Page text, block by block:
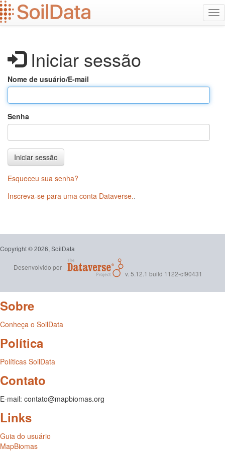
Ir
para
o
Iniciar sessão
Nome de usuário/E-mail
Senha
Iniciar sessão
Esqueceu sua senha?
Inscreva-se para uma conta Dataverse..
Copyright © 2026, SoilData
Desenvolvido por
v. 5.12.1 build 1122-cf90431
Sobre
Conheça o SoilData
Política
Políticas SoilData
Contato
E-mail: contato@mapbiomas.org
Links
Guia do usuário
MapBiomas